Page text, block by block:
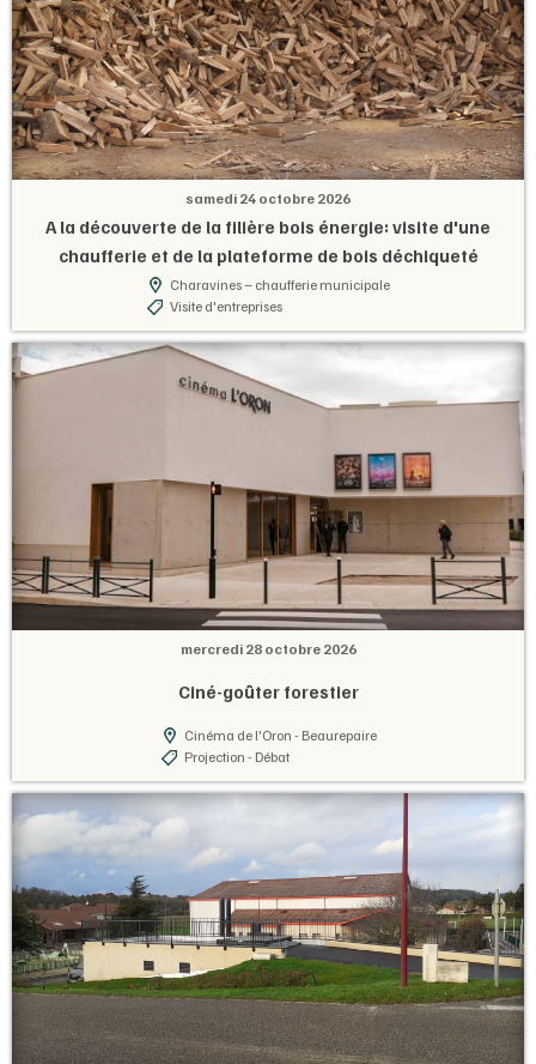
samedi 24 octobre 2026
A la découverte de la filière bois énergie: visite d'une
chaufferie et de la plateforme de bois déchiqueté
Charavines – chaufferie municipale
Visite d'entreprises
mercredi 28 octobre 2026
Ciné-goûter forestier
Cinéma de l'Oron - Beaurepaire
Projection - Débat